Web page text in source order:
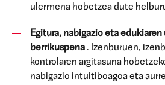
ulermena hobetzea dute
Egitura, nabigazio eta
berrikuspena . Izenburuen,
kontrolaren argitasuna
nabigazio intuitiboagoa eta